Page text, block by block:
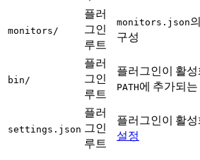
monitors/
플러
그인
루트
monitors.json
구성
bin/
플러
그인
루트
플러그인이 활
PATH에 추가되
settings.json
플러
그인
루트
플러그인이 활
설정